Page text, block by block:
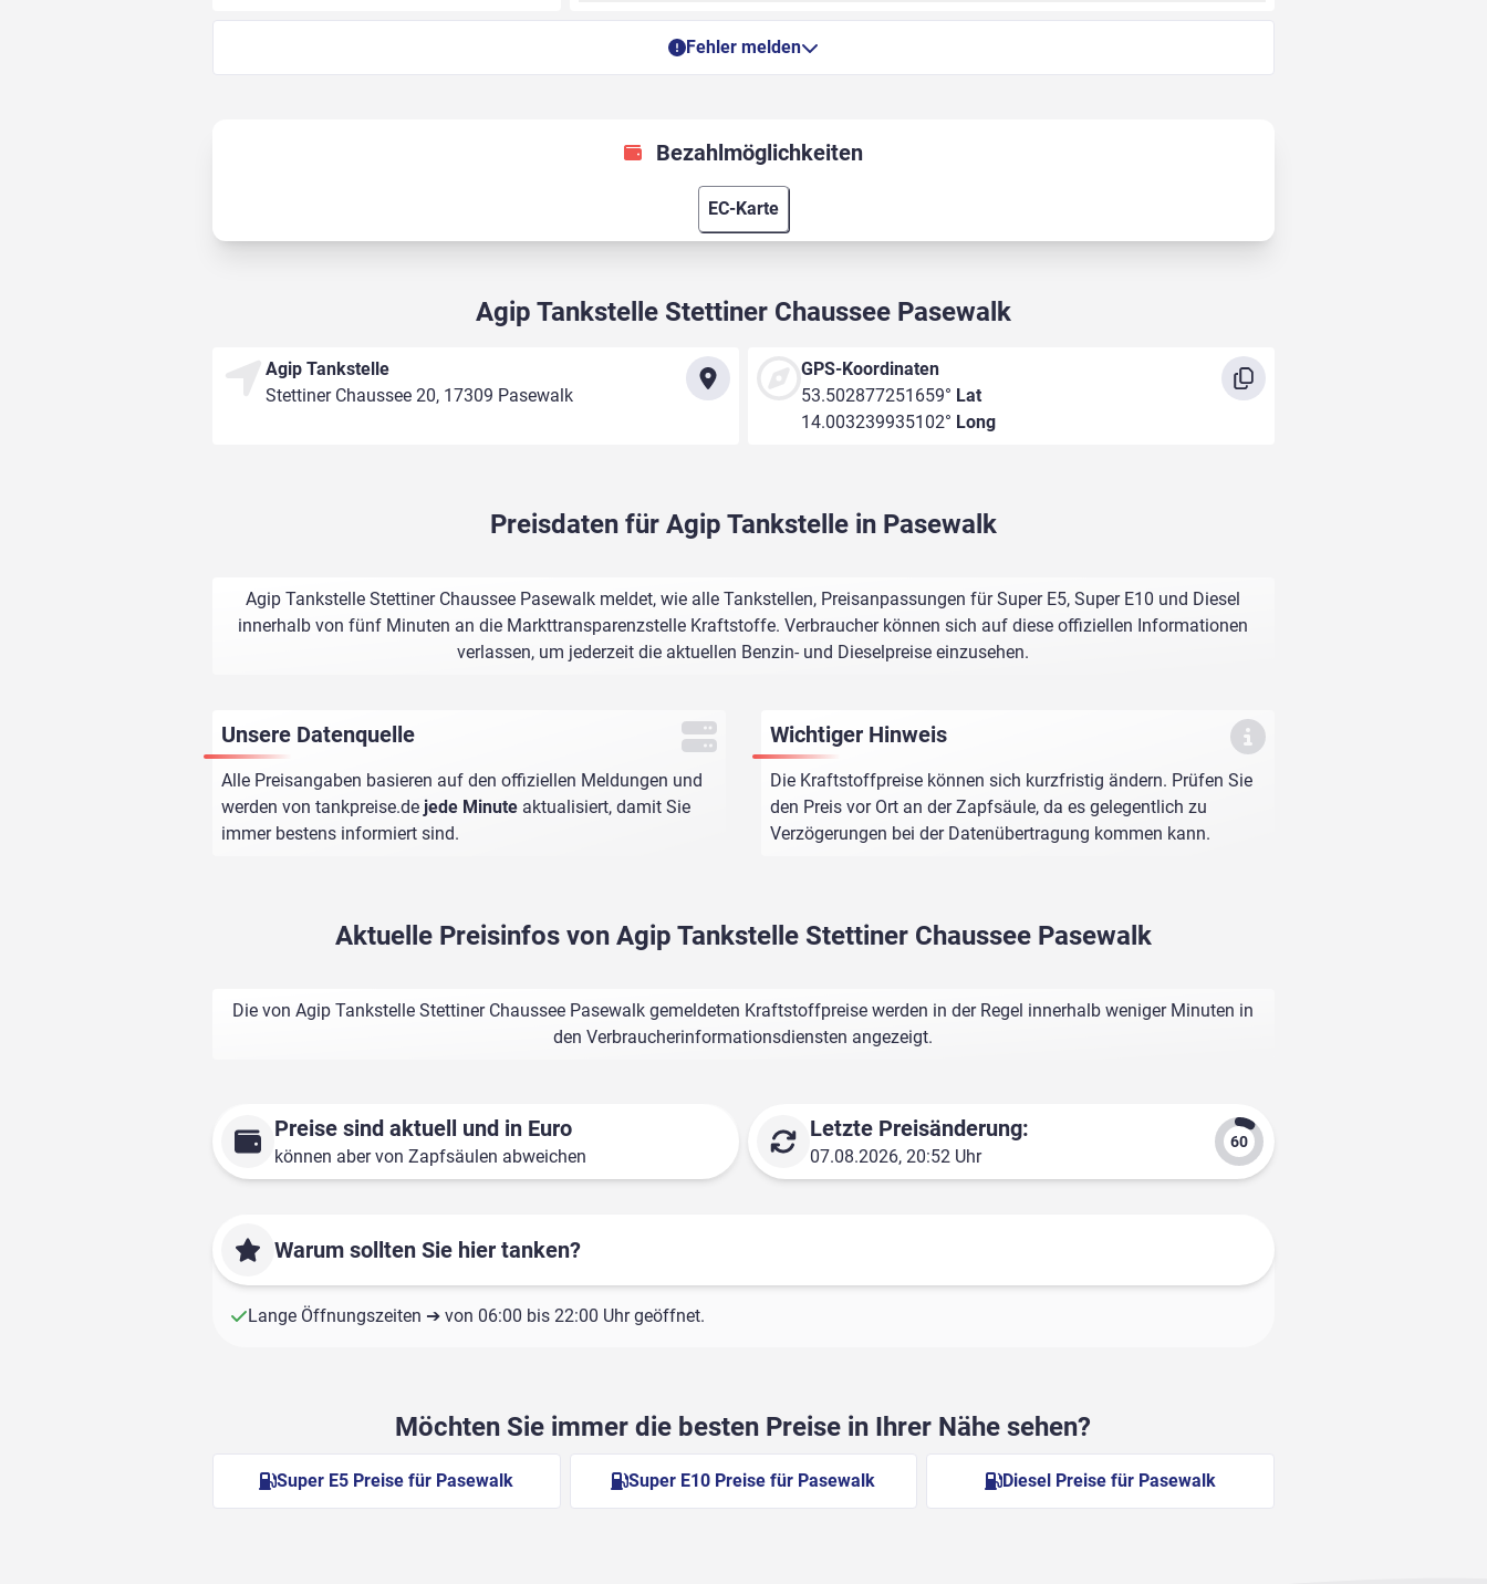
Fehler melden
Bezahlmöglichkeiten
EC-Karte
Agip Tankstelle Stettiner Chaussee Pasewalk
Agip Tankstelle
Stettiner Chaussee 20, 17309 Pasewalk
GPS-Koordinaten
53.502877251659° Lat
14.003239935102° Long
Preisdaten für Agip Tankstelle in Pasewalk
Agip Tankstelle Stettiner Chaussee Pasewalk meldet, wie alle Tankstellen, Preisanpassungen für Super E5, Super E10 und Diesel
innerhalb von fünf Minuten an die Markttransparenzstelle Kraftstoffe. Verbraucher können sich auf diese offiziellen Informationen
verlassen, um jederzeit die aktuellen Benzin- und Dieselpreise einzusehen.
Unsere Datenquelle
Alle Preisangaben basieren auf den offiziellen Meldungen und
werden von tankpreise.de jede Minute aktualisiert, damit Sie
immer bestens informiert sind.
Wichtiger Hinweis
Die Kraftstoffpreise können sich kurzfristig ändern. Prüfen Sie
den Preis vor Ort an der Zapfsäule, da es gelegentlich zu
Verzögerungen bei der Datenübertragung kommen kann.
Aktuelle Preisinfos von Agip Tankstelle Stettiner Chaussee Pasewalk
Die von Agip Tankstelle Stettiner Chaussee Pasewalk gemeldeten Kraftstoffpreise werden in der Regel innerhalb weniger Minuten in
den Verbraucherinformationsdiensten angezeigt.
Preise sind aktuell und in Euro
können aber von Zapfsäulen abweichen
Letzte Preisänderung:
07.08.2026, 20:52 Uhr
Warum sollten Sie hier tanken?
Lange Öffnungszeiten ➔ von 06:00 bis 22:00 Uhr geöffnet.
Möchten Sie immer die besten Preise in Ihrer Nähe sehen?
Super E5 Preise für Pasewalk Super E10 Preise für Pasewalk Diesel Preise für Pasewalk